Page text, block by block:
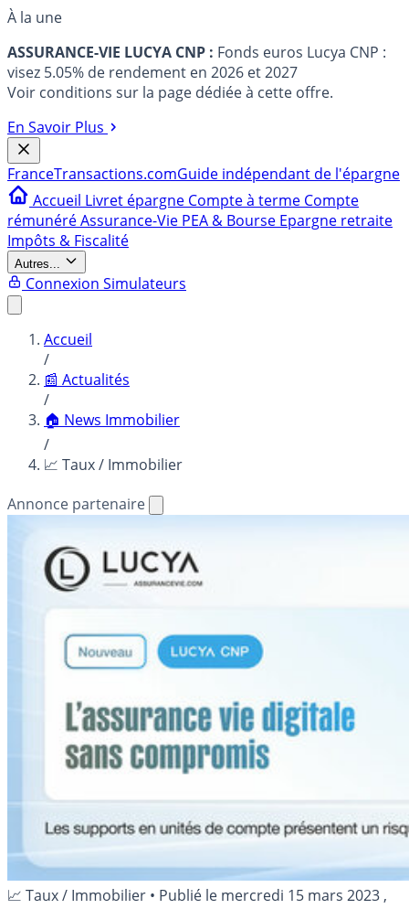
À la une
ASSURANCE-VIE LUCYA CNP : Fonds euros Lucya CNP :
visez 5.05% de rendement en 2026 et 2027
Voir conditions sur la page dédiée à cette offre.
En Savoir Plus
FranceTransactions.comGuide indépendant de l'épargne
Accueil Livret épargne Compte à terme Compte
rémunéréAssurance-Vie PEA & Bourse Epargne retraite
Impôts & Fiscalité
Autres...
Connexion Simulateurs
Accueil
/
📰 Actualités
/
🏠 News Immobilier
/
📈 Taux / Immobilier
Annonce partenaire
📈 Taux / Immobilier • Publié le mercredi 15 mars 2023 ,